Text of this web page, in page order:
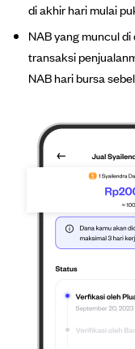
di akhir hari mulai
NAB yang muncul
transaksi
NAB hari bursa